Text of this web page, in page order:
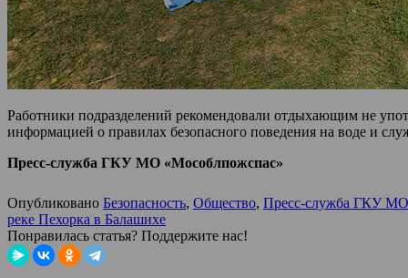
Работники подразделений рекомендовали отдыхающим не
информацией о правилах безопасного поведения на воде и
Пресс-служба ГКУ МО «Мособлпожспас»
Опубликовано Безопасность, Общество, Пресс-служба ГКУ
реке Пехорка в Балашихе
Понравилась статья? Поддержите нас!